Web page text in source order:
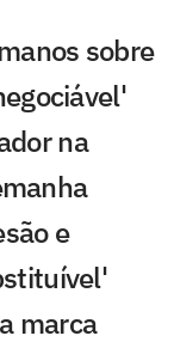
sobre
na
e
marca